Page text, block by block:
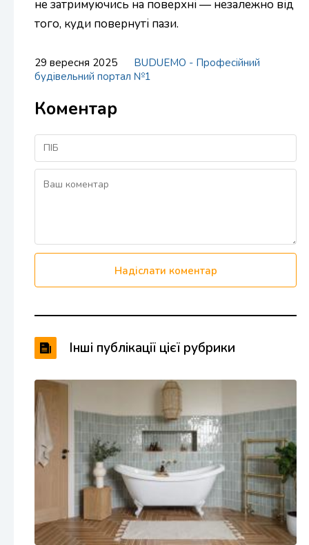
не затримуючись на поверхні — незалежно від
того, куди повернуті пази.
29 вересня 2025
BUDUEMO - Професійний
будівельний портал №1
Коментар
Надіслати коментар
Інші публікації цієї рубрики